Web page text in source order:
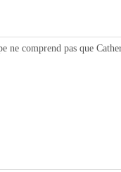
comprend pas que